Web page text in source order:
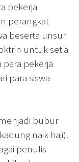
pekerja
perangkat
beserta unsur
untuk setia
pekerja
para siswa-
bubur
naik haji).
penulis